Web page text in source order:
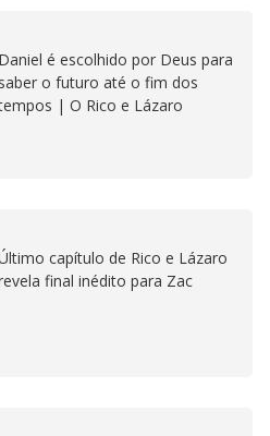
Daniel é escolhido por Deus para
saber o futuro até o fim dos
| O Rico e Lázaro
capítulo de Rico e Lázaro
final inédito para Zac